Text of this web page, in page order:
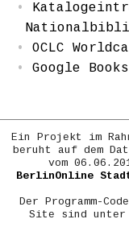
OCLC
Google Books
Ein Projekt im
beruht auf dem
vom
BerlinOnline
Der Programm-
Site sind unter